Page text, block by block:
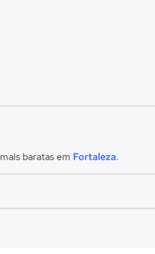
baratas em Fortaleza.